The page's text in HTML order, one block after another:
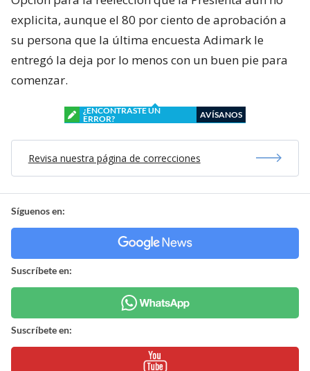
explicita, aunque el 80 por ciento de aprobación a
su persona que la última encuesta Adimark le
entregó la deja por lo menos con un buen pie para
comenzar.
¿ENCONTRASTE UN
ERROR?
AVÍSANOS
Revisa nuestra página de correcciones
Síguenos en:
Suscríbete en:
Suscríbete en: